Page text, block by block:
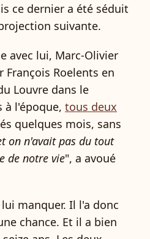
ce dernier a été séduit
suivante.
avec lui, Marc-Olivier
Roelents en
Louvre dans le
à l'époque, tous deux
quelques mois, sans
on n'avait pas du tout
de notre vie", a avoué
manquer. Il l'a donc
chance. Et il a bien